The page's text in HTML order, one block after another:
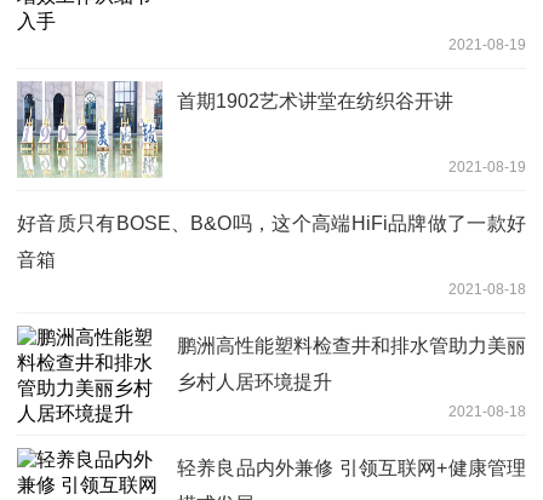
2021-08-19
首期1902艺术讲堂在纺织谷开讲
2021-08-19
好音质只有BOSE、B&O吗，这个高端HiFi品牌做了一款好
音箱
2021-08-18
鹏洲高性能塑料检查井和排水管助力美丽
乡村人居环境提升
2021-08-18
轻养良品内外兼修 引领互联网+健康管理